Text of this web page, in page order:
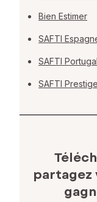
Bien Estimer
SAFTI
SAFTI Portugal
SAFTI Prestige
partagez